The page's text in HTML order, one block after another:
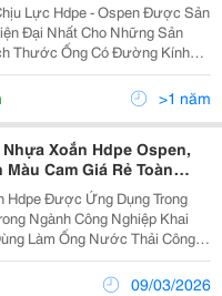
Lực Hdpe - Ospen Được Sản
Đại Nhất Cho Những Sản
Thước Ống Có Đường Kính
Chịu Lực Lớn, Kinh Tế, Tiết
>1 năm
Cam Giá Rẻ Toàn
Hdpe Được Ứng Dụng Trong
Ngành Công Nghiệp Khai
Làm Ống Nước Thải Công
Dùng
Thông. Ống Nhựa Xoắn Chuyên
09/03/2026